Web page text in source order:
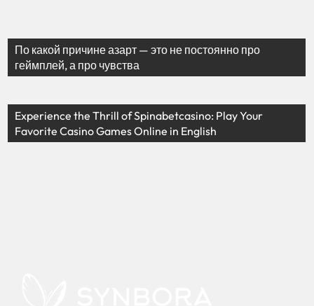
По какой причине азарт — это не постоянно про
геймплей, а про чувства
Experience the Thrill of Spinabetcasino: Play Your
Favorite Casino Games Online in English